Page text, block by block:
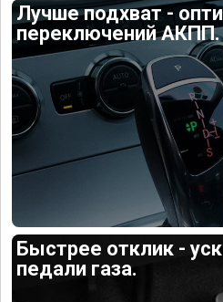
Лучше подхват -
переключений АКПП.
Быстрее отклик -
педали газа.